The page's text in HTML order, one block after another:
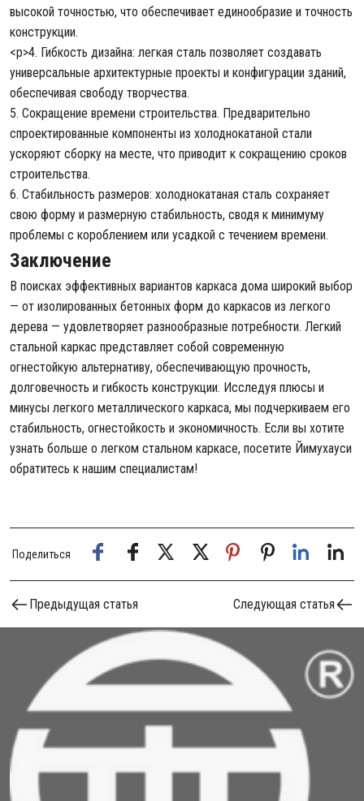
высокой точностью, что обеспечивает единообразие и точность
конструкции.
<р>4. Гибкость дизайна: легкая сталь позволяет создавать
универсальные архитектурные проекты и конфигурации зданий,
обеспечивая свободу творчества.
5. Сокращение времени строительства. Предварительно
спроектированные компоненты из холоднокатаной стали
ускоряют сборку на месте, что приводит к сокращению сроков
строительства.
6. Стабильность размеров: холоднокатаная сталь сохраняет
свою форму и размерную стабильность, сводя к минимуму
проблемы с короблением или усадкой с течением времени.
Заключение
В поисках эффективных вариантов каркаса дома широкий выбор
— от изолированных бетонных форм до каркасов из легкого
дерева — удовлетворяет разнообразные потребности. Легкий
стальной каркас представляет собой современную
огнестойкую альтернативу, обеспечивающую прочность,
долговечность и гибкость конструкции. Исследуя плюсы и
минусы легкого металлического каркаса, мы подчеркиваем его
стабильность, огнестойкость и экономичность. Если вы хотите
узнать больше о легком стальном каркасе, посетите Йимухауси
обратитесь к нашим специалистам!
Поделиться
Предыдущая статья Следующая статья